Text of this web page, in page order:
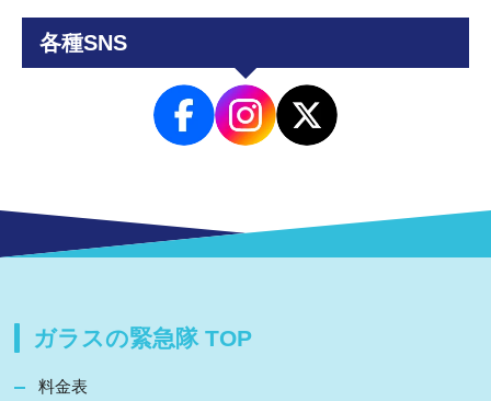
各種SNS
ガラスの緊急隊 TOP
料金表